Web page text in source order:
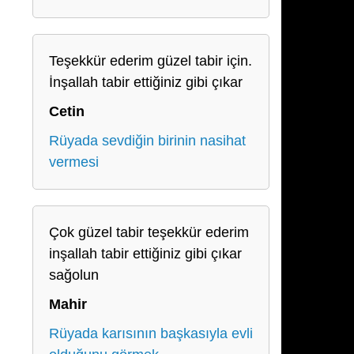
Teşekkür ederim güzel tabir için.
İnşallah tabir ettiğiniz gibi çıkar
Cetin
Rüyada sevdiğin birinin nasihat
vermesi
Çok güzel tabir teşekkür ederim
inşallah tabir ettiğiniz gibi çıkar
sağolun
Mahir
Rüyada karısının başkasıyla evli